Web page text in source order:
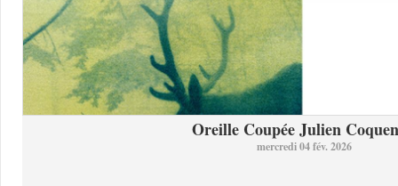
Oreille Coupée Julien
mercredi 04 fév. 2026